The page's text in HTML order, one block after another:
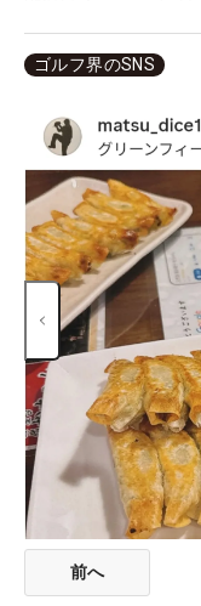
ゴルフ界のSNS
前へ